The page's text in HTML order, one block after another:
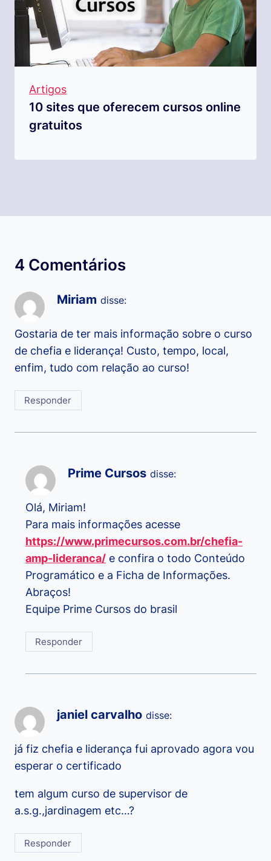
Artigos
10 sites que oferecem cursos online
gratuitos
4 Comentários
Miriam disse:
Gostaria de ter mais informação sobre o curso
de chefia e liderança! Custo, tempo, local,
enfim, tudo com relação ao curso!
Responder
Prime Cursos disse:
Olá, Miriam!
Para mais informações acesse
https://www.primecursos.com.br/chefia-
amp-lideranca/ e confira o todo Conteúdo
Programático e a Ficha de Informações.
Abraços!
Equipe Prime Cursos do brasil
Responder
janiel carvalho disse:
já fiz chefia e liderança fui aprovado agora vou
esperar o certificado
tem algum curso de supervisor de
a.s.g.,jardinagem etc…?
Responder